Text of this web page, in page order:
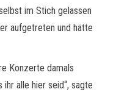
im Stich gelassen
aufgetreten und hätte
Konzerte damals
ihr alle hier seid“, sagte